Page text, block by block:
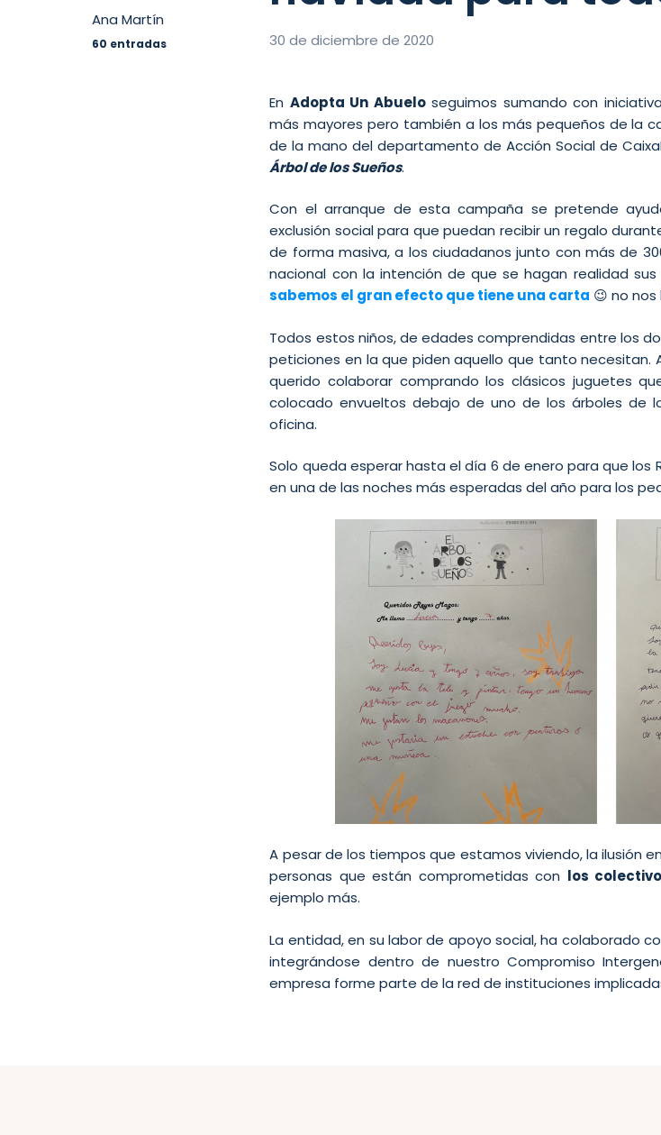
Ana Martín
60 entradas 30 de diciembre de 2020
En Adopta Un Abueloseguimos sumando con
más mayores pero también a los más pequeños de la
de la mano del departamento de Acción Social de
Árbol de los Sueños.
Con el arranque de esta campaña se pretende
exclusión social para que puedan recibir un regalo
de forma masiva, a los ciudadanos junto con más de
nacional con la intención de que se hagan realidad
sabemos el gran efecto que tiene una carta 😉 no
Todos estos niños, de edades comprendidas entre los
peticiones en la que piden aquello que tanto necesitan.
querido colaborar comprando los clásicos juguetes
colocado envueltos debajo de uno de los árboles de
oficina.
Solo queda esperar hasta el día 6 de enero para que los
en una de las noches más esperadas del año para los
A pesar de los tiempos que estamos viviendo, la ilusión
personas que están comprometidas con los
ejemplo más.
La entidad, en su labor de apoyo social, ha colaborado
integrándose dentro de nuestro Compromiso
empresa forme parte de la red de instituciones